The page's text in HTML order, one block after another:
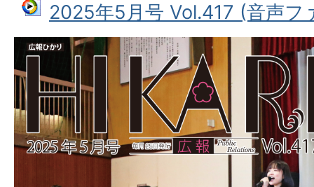
2025年5月号 Vol.417 (音声フ